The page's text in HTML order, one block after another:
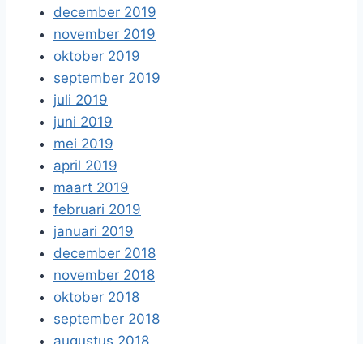
december 2019
november 2019
oktober 2019
september 2019
juli 2019
juni 2019
mei 2019
april 2019
maart 2019
februari 2019
januari 2019
december 2018
november 2018
oktober 2018
september 2018